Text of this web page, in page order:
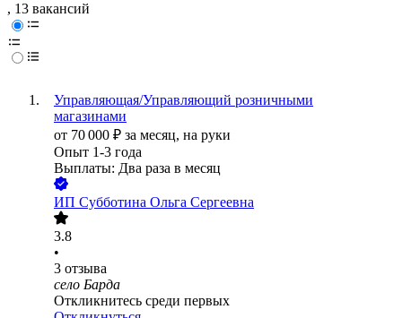
, 13 вакансий
Управляющая/Управляющий розничными
магазинами
от 70 000 ₽ за месяц, на руки
Опыт 1-3 года
Выплаты: Два раза в месяц
ИП Субботина Ольга Сергеевна
3.8
•
3 отзыва
село Барда
Откликнитесь среди первых